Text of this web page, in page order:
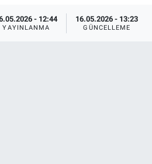
- 12:44
YAYINLANMA
16.05.2026 - 13:23
GÜNCELLEME